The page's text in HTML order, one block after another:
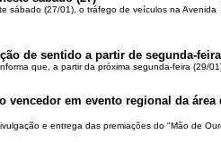
sábado (27/01), o tráfego de veículos na
de sentido a partir de segunda-feira
que, a partir da próxima segunda-feira (29/
vencedor em evento regional da área
e entrega das premiações do "Mão de